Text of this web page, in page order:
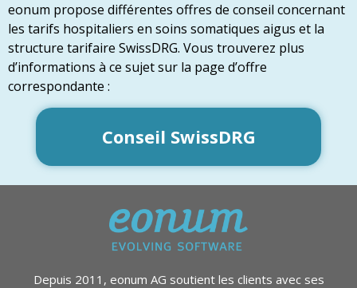
eonum propose différentes offres de conseil concernant
les tarifs hospitaliers en soins somatiques aigus et la
structure tarifaire SwissDRG. Vous trouverez plus
d’informations à ce sujet sur la page d’offre
correspondante :
Conseil SwissDRG
Depuis 2011, eonum AG soutient les clients avec ses